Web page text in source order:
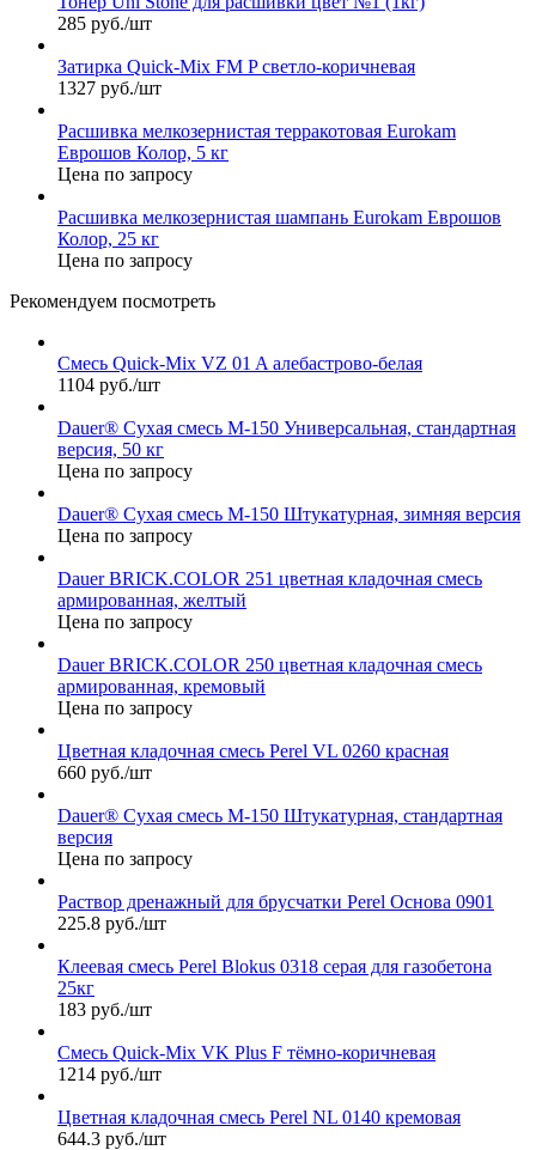
285 руб./шт
Затирка Quick-Mix FM P светло-коричневая
1327 руб./шт
Расшивка мелкозернистая терракотовая Eurokam
Еврошов Колор, 5 кг
Цена по запросу
Расшивка мелкозернистая шампань Eurokam Еврошов
Колор, 25 кг
Цена по запросу
Рекомендуем посмотреть
Смесь Quick-Mix VZ 01 A алебастрово-белая
1104 руб./шт
Dauer® Сухая смесь М-150 Универсальная, стандартная
версия, 50 кг
Цена по запросу
Dauer® Сухая смесь М-150 Штукатурная, зимняя версия
Цена по запросу
Dauer BRICK.COLOR 251 цветная кладочная смесь
армированная, желтый
Цена по запросу
Dauer BRICK.COLOR 250 цветная кладочная смесь
армированная, кремовый
Цена по запросу
Цветная кладочная смесь Perel VL 0260 красная
660 руб./шт
Dauer® Сухая смесь М-150 Штукатурная, стандартная
версия
Цена по запросу
Раствор дренажный для брусчатки Perel Основа 0901
225.8 руб./шт
Клеевая смесь Perel Blokus 0318 серая для газобетона
25кг
183 руб./шт
Смесь Quick-Mix VK Plus F тёмно-коричневая
1214 руб./шт
Цветная кладочная смесь Perel NL 0140 кремовая
644.3 руб./шт